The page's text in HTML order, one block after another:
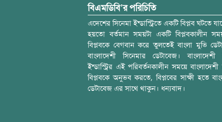
বিএমডিবি’র পরিচিতি
এদেশের সিনেমা ইন্ডাস্ট্রিতে একটি বিপ্লব ঘটতে
হয়তো বর্তমান সময়টা একটি বিপ্লবকালীন
বিপ্লবকে বেগবান করে তুলতেই বাংলা মুভি
বাংলাদেশী সিনেমার ডেটাবেজ। বাংলাদেশী
ইন্ডাস্ট্রির এই পরিবর্তনকালীন সময়ে বাংলাদেশী
বিপ্লবকে অনুভব করতে, বিপ্লবের সাক্ষী হতে
ডেটাবেজ এর সাথে থাকুন। ধন্যবাদ।